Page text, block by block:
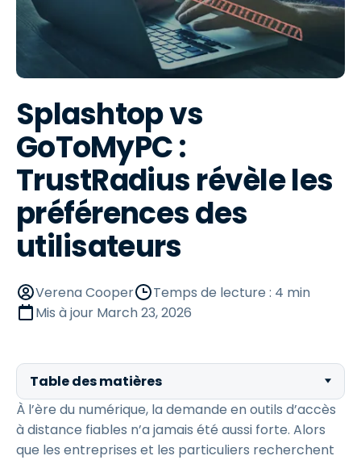
Splashtop vs
GoToMyPC :
TrustRadius révèle les
préférences des
utilisateurs
Verena Cooper
Temps de lecture : 4 min
Mis à jour March 23, 2026
Table des matières
À l’ère du numérique, la demande en outils d’accès
à distance fiables n’a jamais été aussi forte. Alors
que les entreprises et les particuliers recherchent